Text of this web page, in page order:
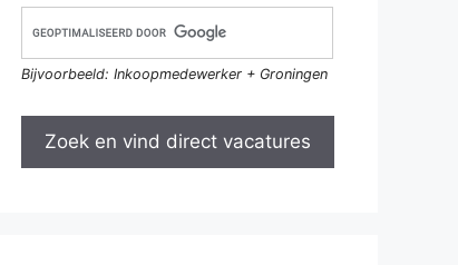
Bijvoorbeeld: Inkoopmedewerker + Groningen